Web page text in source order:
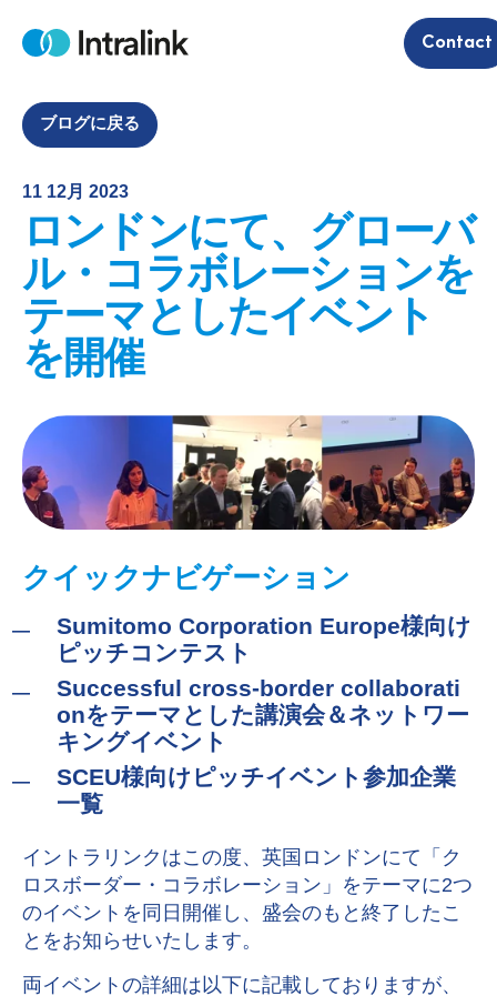
H
e
Contact
ブログに戻る
11 12月 2023
ロンドンにて、グローバ
ル・コラボレーションを
テーマとしたイベント
を開催
クイックナビゲーション
Sumitomo Corporation Europe様向け
ピッチコンテスト
Successful cross-border collaborati
onをテーマとした講演会＆ネットワー
キングイベント
SCEU様向けピッチイベント参加企業
一覧
イントラリンクはこの度、英国ロンドンにて「ク
ロスボーダー・コラボレーション」をテーマに2つ
のイベントを同日開催し、盛会のもと終了したこ
とをお知らせいたします。
両イベントの詳細は以下に記載しておりますが、